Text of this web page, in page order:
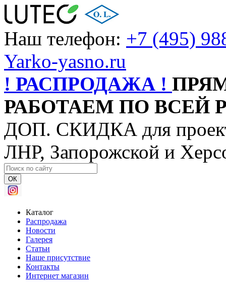
Наш телефон: +7 (495)
Yarko-yasno.ru
! РАСПРОДАЖА !
РАБОТАЕМ ПО ВСЕЙ
ДОП. СКИДКА для
ЛНР, Запорожской и
ОК
Каталог
Распродажа
Новости
Галерея
Статьи
Наше присутствие
Контакты
Интернет магазин